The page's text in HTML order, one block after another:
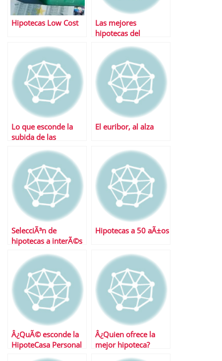
Hipotecas Low Cost
Las mejores
hipotecas del
Lo que esconde la
subida de las
El euribor, al alza
SelecciÃ³n de
hipotecas a interÃ©s
Hipotecas a 50 aÃ±os
Â¿QuÃ© esconde la
HipoteCasa Personal
Â¿Quien ofrece la
mejor hipoteca?